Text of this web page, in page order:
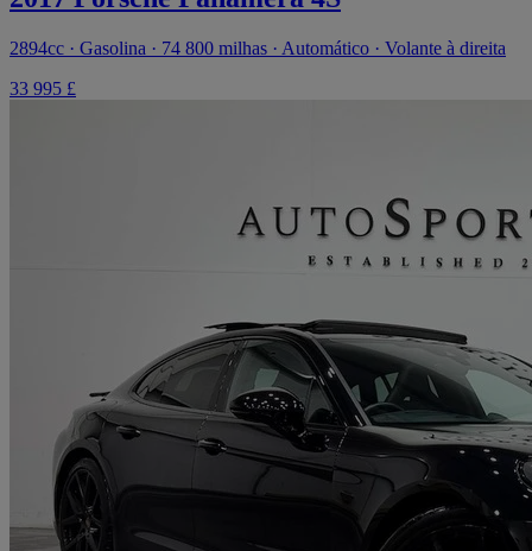
2894cc · Gasolina · 74 800 milhas · Automático · Volante à direita
33 995 £